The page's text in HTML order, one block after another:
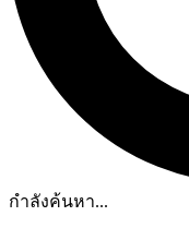
กำลังค้นหา...